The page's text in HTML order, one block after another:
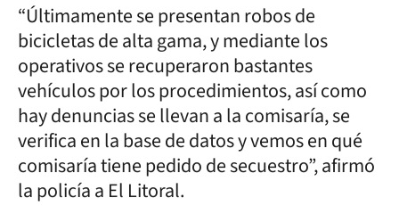
“Últimamente se presentan robos de
bicicletas de alta gama, y mediante los
operativos se recuperaron bastantes
vehículos por los procedimientos, así como
hay denuncias se llevan a la comisaría, se
verifica en la base de datos y vemos en qué
comisaría tiene pedido de secuestro”, afirmó
la policía a El Litoral.